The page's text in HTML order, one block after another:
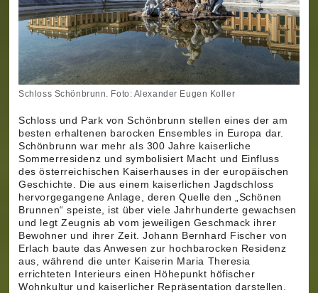
Schloss Schönbrunn. Foto: Alexander Eugen Koller
Schloss und Park von Schönbrunn stellen eines der am
besten erhaltenen barocken Ensembles in Europa dar.
Schönbrunn war mehr als 300 Jahre kaiserliche
Sommerresidenz und symbolisiert Macht und Einfluss
des österreichischen Kaiserhauses in der europäischen
Geschichte. Die aus einem kaiserlichen Jagdschloss
hervorgegangene Anlage, deren Quelle den „Schönen
Brunnen“ speiste, ist über viele Jahrhunderte gewachsen
und legt Zeugnis ab vom jeweiligen Geschmack ihrer
Bewohner und ihrer Zeit. Johann Bernhard Fischer von
Erlach baute das Anwesen zur hochbarocken Residenz
aus, während die unter Kaiserin Maria Theresia
errichteten Interieurs einen Höhepunkt höfischer
Wohnkultur und kaiserlicher Repräsentation darstellen.